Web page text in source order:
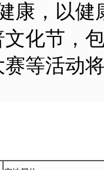
康，以
化节，
等活动